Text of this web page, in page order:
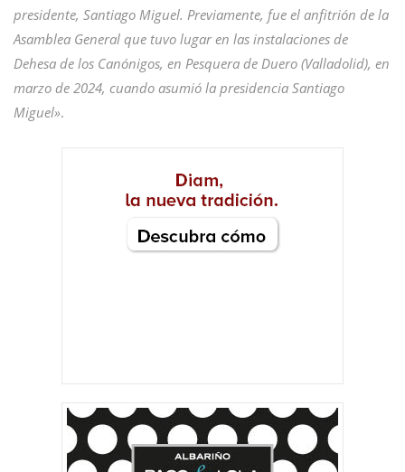
presidente, Santiago Miguel. Previamente, fue el anfitrión de la
Asamblea General que tuvo lugar en las instalaciones de
Dehesa de los Canónigos, en Pesquera de Duero (Valladolid), en
marzo de 2024, cuando asumió la presidencia Santiago
Miguel».